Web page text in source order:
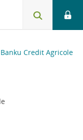
Credit Agricole